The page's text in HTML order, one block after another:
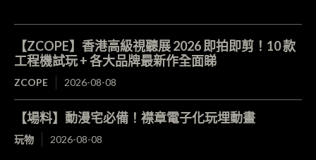
【ZCOPE】香港高級視聽展 2026 即拍即剪！10 款
工程機試玩 + 各大品牌最新作全面睇
ZCOPE 2026-08-08
【場料】動漫宅必備！襟章電子化玩埋動畫
玩物 2026-08-08